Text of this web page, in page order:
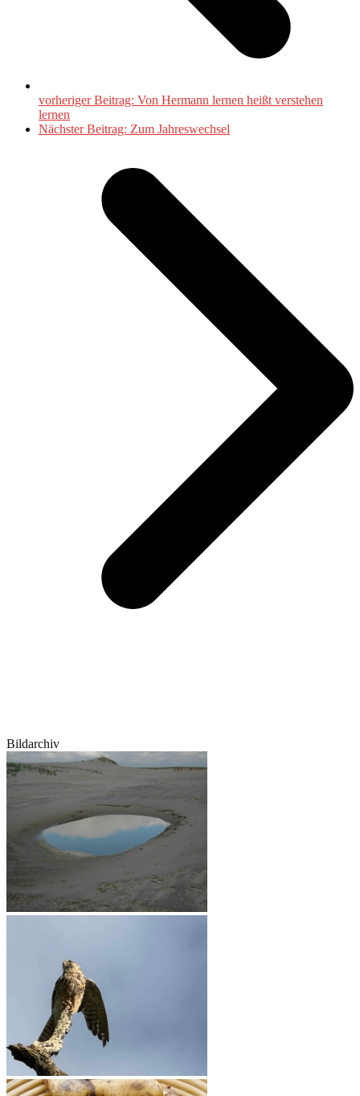
vorheriger Beitrag: Von Hermann lernen heißt verstehen
lernen
Nächster Beitrag: Zum Jahreswechsel
Bildarchiv